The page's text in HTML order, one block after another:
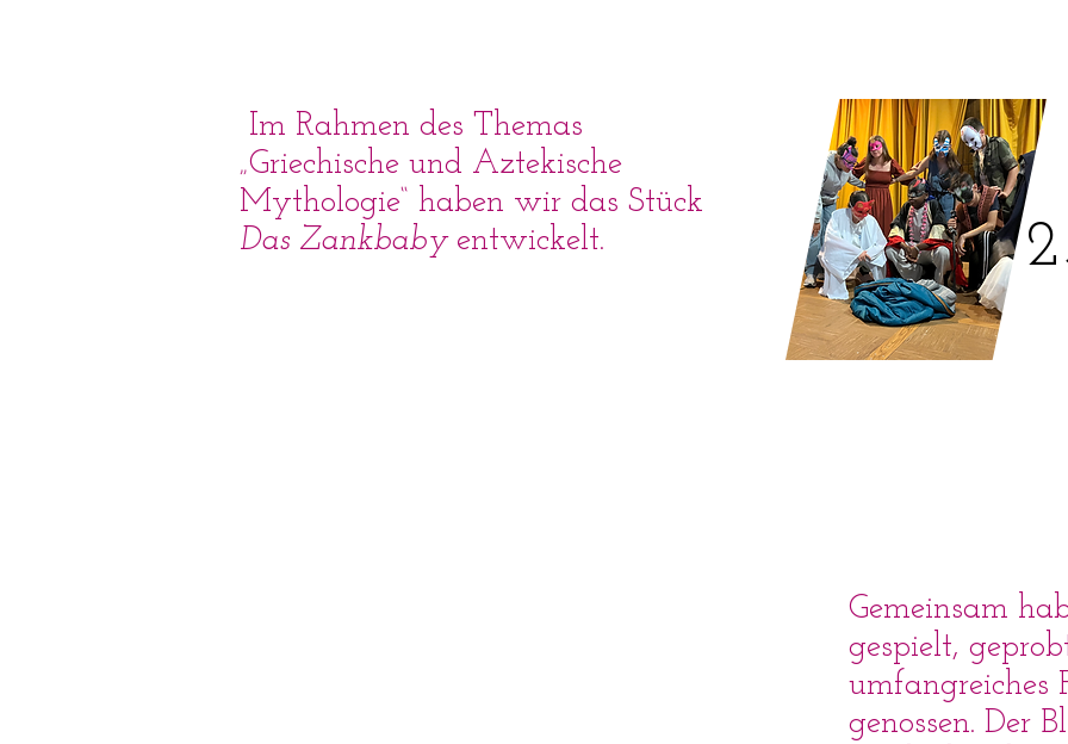
Im Rahmen des Themas
„Griechische und Aztekische
Mythologie“ haben wir das Stück
Das Zankbabyentwickelt.
Gemeinsam
gespielt,
umfangreiches
genossen. Der